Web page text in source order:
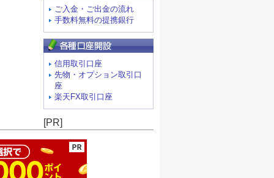
ご入金・ご出金の流れ
手数料無料の提携銀行
信用取引口座
先物・オプション取引口
座
楽天FX取引口座
[PR]